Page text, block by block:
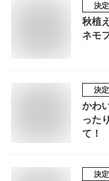
決定
秋植
ネモ
決定
かわ
った
て！
決定